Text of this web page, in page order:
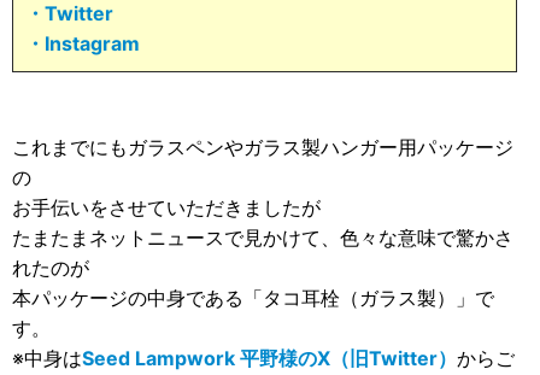
・Twitter
・Instagram
これまでにもガラスペンやガラス製ハンガー用パッケージ
の
お手伝いをさせていただきましたが
たまたまネットニュースで見かけて、色々な意味で驚かさ
れたのが
本パッケージの中身である「タコ耳栓（ガラス製）」で
す。
※中身はSeed Lampwork 平野様のX（旧Twitter） からご